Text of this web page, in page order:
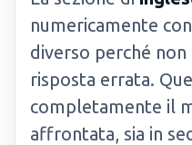
numericamente
diverso perché
risposta errata.
completamente il
affrontata, sia in